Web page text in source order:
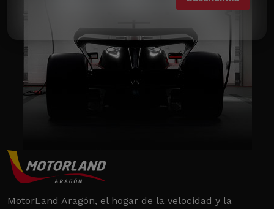
MotorLand Aragón, el hogar de la velocidad y la